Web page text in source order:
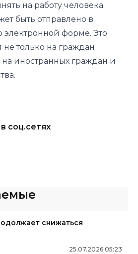
на работу человека.
быть отправлено в
форме. Это
не только на граждан
на иностранных граждан и
соц.сетях
снижаться
25.07.2026 05:23